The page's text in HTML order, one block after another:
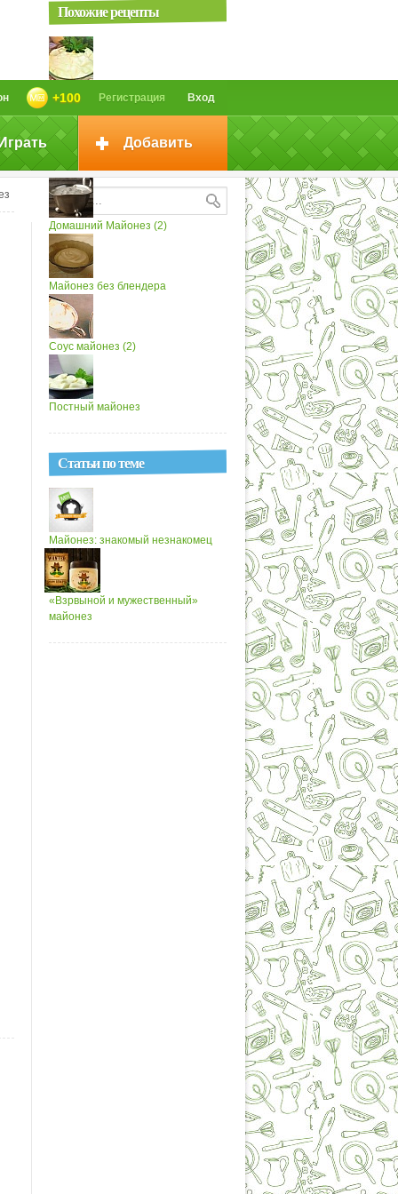
Вход
Регистрация
+100
Добавить
Похожие рецепты
Майонез!...
Зеленый майонез
Домашний Майонез (2)
Майонез без блендера
Соус майонез (2)
Постный майонез
Статьи по теме
Майонез: знакомый незнакомец
«Взрвыной и мужественный»
майонез